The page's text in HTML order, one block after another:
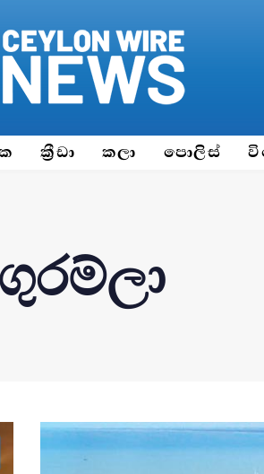
ක්‍රීඩා කලා පොලිස්